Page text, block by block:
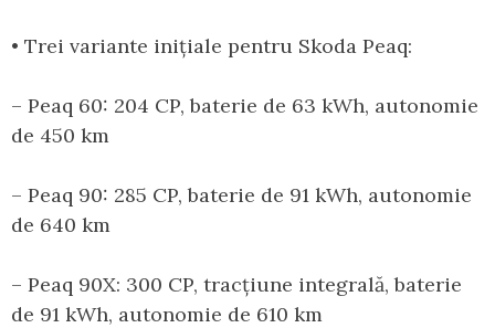
• Trei variante inițiale pentru Skoda Peaq:
– Peaq 60: 204 CP, baterie de 63 kWh, autonomie
de 450 km
– Peaq 90: 285 CP, baterie de 91 kWh, autonomie
de 640 km
– Peaq 90X: 300 CP, tracțiune integrală, baterie
de 91 kWh, autonomie de 610 km